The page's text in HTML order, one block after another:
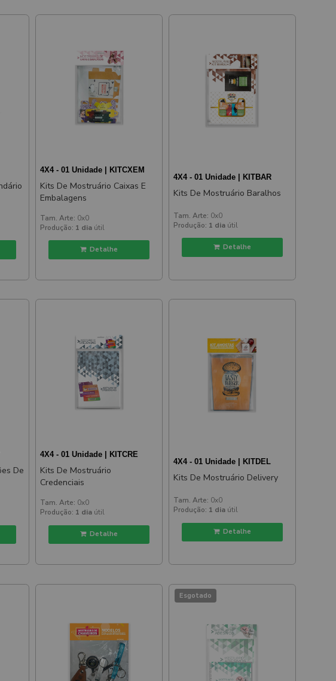
4X4 - 01 Unidade | KITCXEM
Kits De Mostruário Caixas E
Embalagens
Tam. Arte: 0x0
Produção: 1 dia útil
Detalhe
4X4 - 01 Unidade | KITBAR
Kits De Mostruário Baralhos
Tam. Arte: 0x0
Produção: 1 dia útil
Detalhe
De
4X4 - 01 Unidade | KITCRE
Kits De Mostruário
Credenciais
Tam. Arte: 0x0
Produção: 1 dia útil
Detalhe
4X4 - 01 Unidade | KITDEL
Kits De Mostruário Delivery
Tam. Arte: 0x0
Produção: 1 dia útil
Detalhe
Esgotado